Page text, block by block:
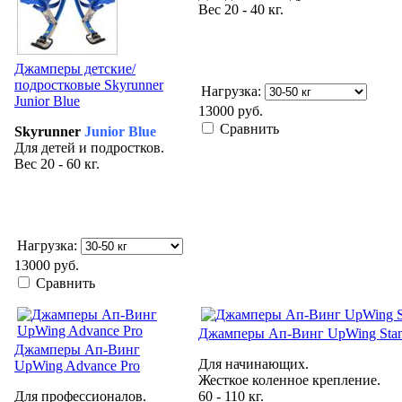
Джамперы детские/
подростковые Skyrunner
Junior Blue
Skyrunner Junior Blue
Для детей и подростков.
Вес 20 - 60 кг.
Нагрузка:
13000 руб.
Сравнить
Вес 20 - 40 кг.
Нагрузка:
13000 руб.
Сравнить
Джамперы Ап-Винг
UpWing Advance Pro
Для профессионалов.
Джамперы Ап-Винг UpWing
Для начинающих.
Жесткое коленное крепление.
60 - 110 кг.